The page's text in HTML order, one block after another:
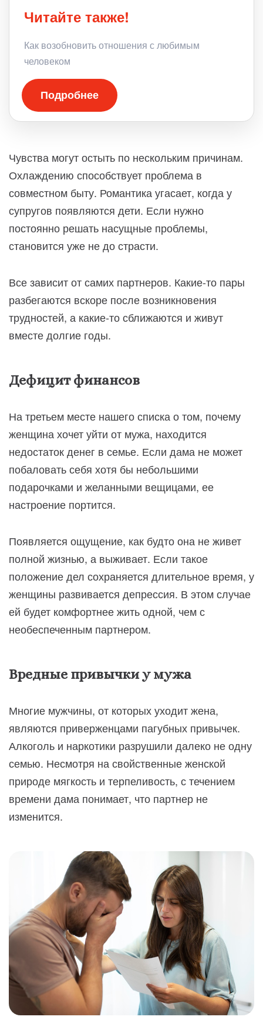
Читайте также!
Как возобновить отношения с любимым
человеком
Подробнее
Чувства могут остыть по нескольким причинам.
Охлаждению способствует проблема в
совместном быту. Романтика угасает, когда у
супругов появляются дети. Если нужно
постоянно решать насущные проблемы,
становится уже не до страсти.
Все зависит от самих партнеров. Какие-то пары
разбегаются вскоре после возникновения
трудностей, а какие-то сближаются и живут
вместе долгие годы.
Дефицит финансов
На третьем месте нашего списка о том, почему
женщина хочет уйти от мужа, находится
недостаток денег в семье. Если дама не может
побаловать себя хотя бы небольшими
подарочками и желанными вещицами, ее
настроение портится.
Появляется ощущение, как будто она не живет
полной жизнью, а выживает. Если такое
положение дел сохраняется длительное время, у
женщины развивается депрессия. В этом случае
ей будет комфортнее жить одной, чем с
необеспеченным партнером.
Вредные привычки у мужа
Многие мужчины, от которых уходит жена,
являются приверженцами пагубных привычек.
Алкоголь и наркотики разрушили далеко не одну
семью. Несмотря на свойственные женской
природе мягкость и терпеливость, с течением
времени дама понимает, что партнер не
изменится.